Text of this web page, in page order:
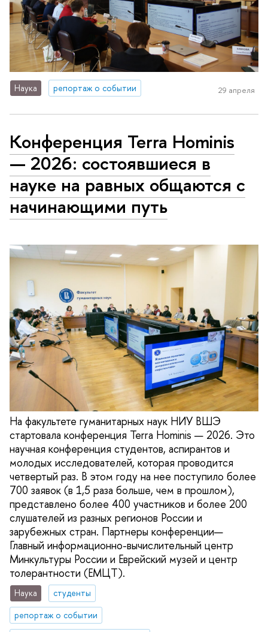
Наука репортаж о событии 29 апреля
Конференция Terra Hominis
— 2026: состоявшиеся в
науке на равных общаются с
начинающими путь
На факультете гуманитарных наук НИУ ВШЭ
стартовала конференция Terra Hominis — 2026. Это
научная конференция студентов, аспирантов и
молодых исследователей, которая проводится
четвертый раз. В этом году на нее поступило более
700 заявок (в 1,5 раза больше, чем в прошлом),
представлено более 400 участников и более 200
слушателей из разных регионов России и
зарубежных стран. Партнеры конференции—
Главный информационно-вычислительный центр
Минкультуры России и Еврейский музей и центр
толерантности (ЕМЦТ).
Наука
студенты
репортаж о событии